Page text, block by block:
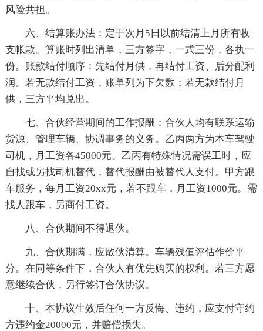
风险共担。
六、结算账办法：定于次月5日以前结清上月所有收
支帐款。算账时列出清单，三方签字，一式三份，各执一
份。账款结付顺序：先结付月供，再结付工资、后分配利
润。若无款结付工资，账单列为下欠数；若无款结付月
供，三方平均兑出。
七、合伙经营期间的工作报酬：合伙人均有联系运输
货源、管理车辆、协调事务的义务。乙丙两方为本车驾驶
司机，月工资各45000元。乙丙有特殊情况需误工时，应
自找或另找司机替代，替代报酬由被替代人支付。甲方跟
车服务，每月工资20xx元，若不跟车，月工资1000元。需
找人跟车，另商付工资。
八、合伙期间不得退伙。
九、合伙期满，应散伙清算。车辆残值评估作价平
分。在同等条件下，合伙人有优先购买的权利。若三方愿
意继续合伙，另行签订合伙协议。
十、本协议生效后任何一方反悔、违约，应支付守约
方违约金20000元，并赔偿损失。